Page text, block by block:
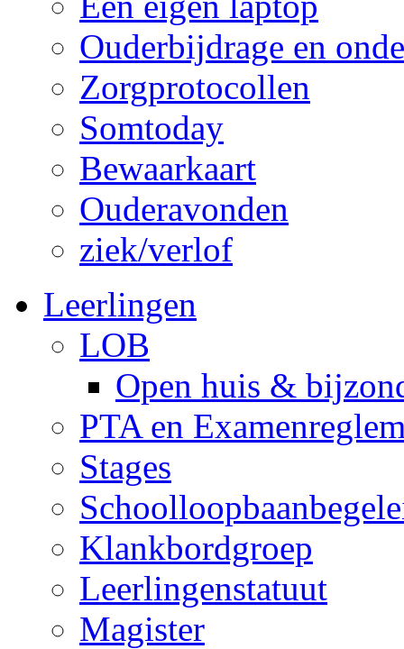
Ouderbijdrage en
Zorgprotocollen
Somtoday
Bewaarkaart
Ouderavonden
ziek/verlof
Leerlingen
LOB
Open huis &
PTA en
Stages
Klankbordgroep
Leerlingenstatuut
Magister